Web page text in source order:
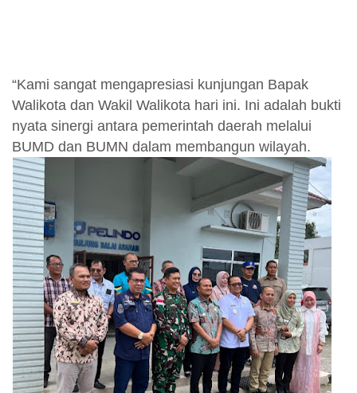
“Kami sangat mengapresiasi kunjungan Bapak
Walikota dan Wakil Walikota hari ini. Ini adalah bukti
nyata sinergi antara pemerintah daerah melalui
BUMD dan BUMN dalam membangun wilayah.